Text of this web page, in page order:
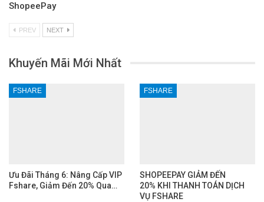
ShopeePay
PREV NEXT
Khuyến Mãi Mới Nhất
FSHARE
Ưu Đãi Tháng 6: Nâng Cấp VIP
Fshare, Giảm Đến 20% Qua…
FSHARE
SHOPEEPAY GIẢM ĐẾN
20% KHI THANH TOÁN DỊCH
VỤ FSHARE